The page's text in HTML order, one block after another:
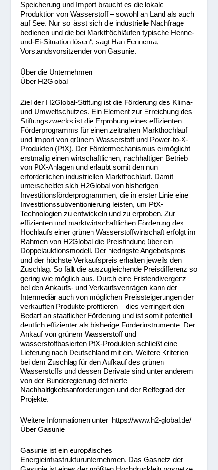
Speicherung und Import braucht es die lokale
Produktion von Wasserstoff – sowohl an Land als auch
auf See. Nur so lässt sich die industrielle Nachfrage
bedienen und die bei Markthöchläufen typische Henne-
und-Ei-Situation lösen“, sagt Han Fennema,
Vorstandsvorsitzender von Gasunie.
Über die Unternehmen
Über H2Global
Ziel der H2Global-Stiftung ist die Förderung des Klima-
und Umweltschutzes. Ein Element zur Erreichung des
Stiftungszwecks ist die Erprobung eines effizienten
Förderprogramms für einen zeitnahen Markthochlauf
und Import von grünem Wasserstoff und Power-to-X-
Produkten (PtX). Der Fördermechanismus ermöglicht
erstmalig einen wirtschaftlichen, nachhaltigen Betrieb
von PtX-Anlagen und erlaubt somit den nun
erforderlichen industriellen Markthochlauf. Damit
unterscheidet sich H2Global von bisherigen
Investitionsförderprogrammen, die in erster Linie eine
Investitionssubventionierung leisten, um PtX-
Technologien zu entwickeln und zu erproben. Zur
effizienten und marktwirtschaftlichen Förderung des
Hochlaufs einer grünen Wasserstoffwirtschaft erfolgt im
Rahmen von H2Global die Preisfindung über ein
Doppelauktionsmodell. Der niedrigste Angebotspreis
und der höchste Verkaufspreis erhalten jeweils den
Zuschlag. So fällt die auszugleichende Preisdifferenz so
gering wie möglich aus. Durch eine Fristendivergenz
bei den Ankaufs- und Verkaufsverträgen kann der
Intermediär auch von möglichen Preissteigerungen der
verkauften Produkte profitieren – dies verringert den
Bedarf an staatlicher Förderung und ist somit potentiell
deutlich effizienter als bisherige Förderinstrumente. Der
Ankauf von grünem Wasserstoff und
wasserstoffbasierten PtX-Produkten schließt eine
Lieferung nach Deutschland mit ein. Weitere Kriterien
bei dem Zuschlag für den Aufkauf des grünen
Wasserstoffs und dessen Derivate sind unter anderem
von der Bunderegierung definierte
Nachhaltigkeitsanforderungen und der Reifegrad der
Projekte.
Weitere Informationen unter: https://www.h2-global.de/
Über Gasunie
Gasunie ist ein europäisches
Energieinfrastrukturunternehmen. Das Gasnetz der